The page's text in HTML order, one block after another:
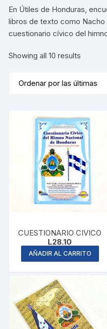
En Útiles de Honduras,
libros de texto como Nacho
cuestionario cívico del
Showing all 10 results
latest
CUESTIONARIO CIVICO
L28.10
AÑADIR AL CARRITO